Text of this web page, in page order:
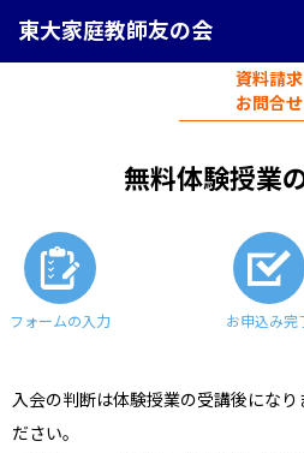
東大家庭教師友の会
資料請求
お問合せ
無料体験授業
フォームの入力 お申込み完
入会の判断は体験授業の受講後にな
ださい。